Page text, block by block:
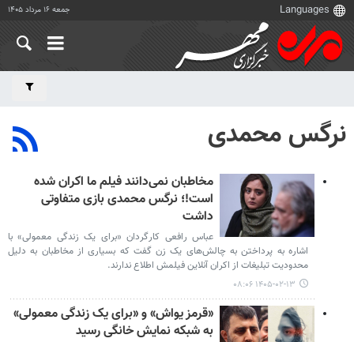
جمعه ۱۶ مرداد ۱۴۰۵
نرگس محمدی
مخاطبان نمی‌دانند فیلم ما اکران شده
است!؛ نرگس محمدی بازی متفاوتی
داشت
عباس رافعی کارگردان «برای یک زندگی معمولی» با
اشاره به پرداختن به چالش‌های یک زن گفت که بسیاری از مخاطبان به دلیل
محدودیت تبلیغات از اکران آنلاین فیلمش اطلاع ندارند.
۱۴۰۵-۰۲-۱۳ ۰۸:۰۶
«قرمز یواش» و «برای یک زندگی معمولی»
به شبکه نمایش خانگی رسید